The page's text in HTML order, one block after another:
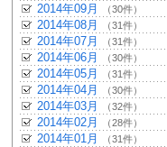
2014年09月 （30件）
2014年08月 （31件）
2014年07月 （31件）
2014年06月 （30件）
2014年05月 （31件）
2014年04月 （30件）
2014年03月 （32件）
2014年02月 （28件）
2014年01月 （31件）